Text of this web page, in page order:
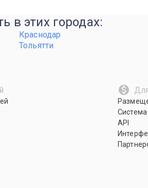
в этих городах:
Краснодар
Тольятти
Система
API